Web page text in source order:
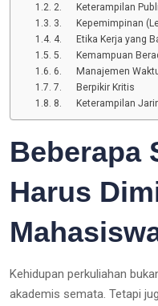
2. Keterampilan
3. Kepemimpinan
4. Etika Kerja yang
5. Kemampuan
6. Manajemen
7. Berpikir Kritis
8. Keterampilan
Beberapa
Harus
Kehidupan perkuliahan
akademis semata. Tetapi